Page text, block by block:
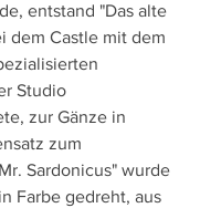
entstand "Das alte
dem Castle mit dem
Studio
zur Gänze in
zum
Sardonicus" wurde
Farbe gedreht, aus